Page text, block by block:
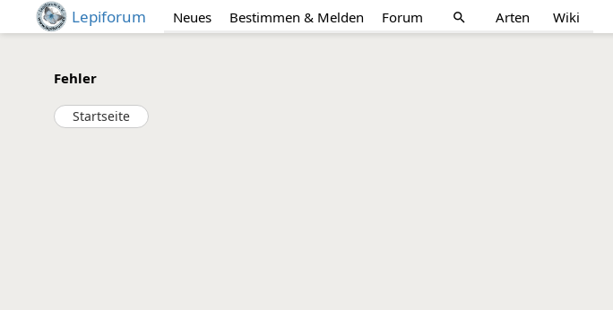
Lepiforum Neues Bestimmen & Melden Forum search Arten Wiki
Fehler
Startseite